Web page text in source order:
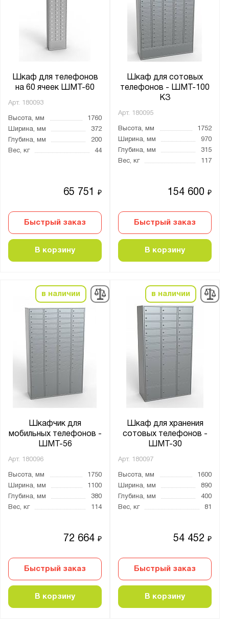
Шкаф для телефонов
на 60 ячеек ШМТ-60
Арт. 180093
Высота, мм
1760
Ширина, мм
372
Глубина, мм
200
Вес, кг
44
65 751₽
Быстрый заказ
В корзину
Шкаф для сотовых
телефонов - ШМТ-100
КЗ
Арт. 180095
Высота, мм
1752
Ширина, мм
970
Глубина, мм
315
Вес, кг
117
154 600₽
Быстрый заказ
В корзину
в наличии
Шкафчик для
мобильных телефонов -
ШМТ-56
Арт. 180096
Высота, мм
1750
Ширина, мм
1100
Глубина, мм
380
Вес, кг
114
72 664₽
Быстрый заказ
В корзину
в наличии
Шкаф для хранения
сотовых телефонов -
ШМТ-30
Арт. 180097
Высота, мм
1600
Ширина, мм
890
Глубина, мм
400
Вес, кг
81
54 452₽
Быстрый заказ
В корзину